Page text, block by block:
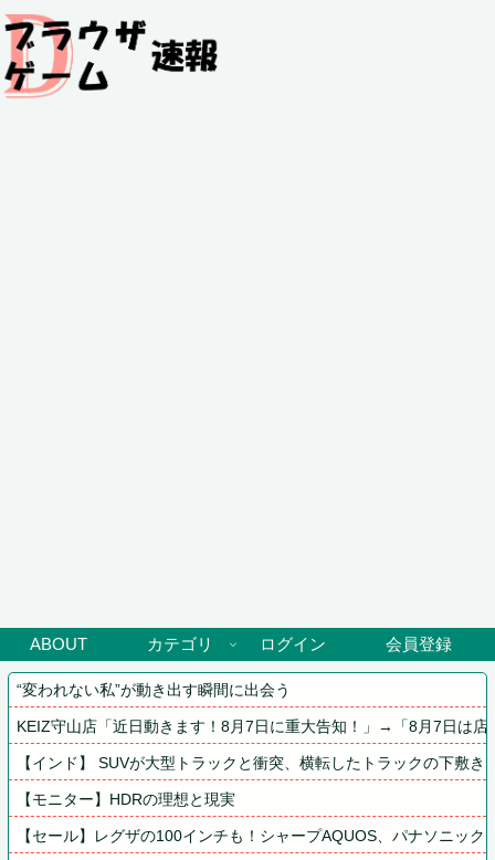
ABOUT カテゴリ ログイン 会員登録
“変われない私”が動き出す瞬間に出会う
KEIZ守山店「近日動きます！8月7日に重大告知！」→「8月7日は店
【インド】 SUVが大型トラックと衝突、横転したトラックの下敷き
【モニター】HDRの理想と現実
【セール】レグザの100インチも！シャープAQUOS、パナソニッ